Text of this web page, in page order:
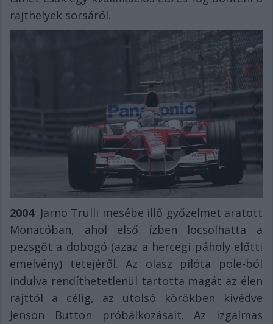
rajthelyek sorsáról.
2004: Jarno Trulli mesébe illő győzelmet aratott
Monacóban, ahol első ízben locsolhatta a
pezsgőt a dobogó (azaz a hercegi páholy előtti
emelvény) tetejéről. Az olasz pilóta pole-ból
indulva rendíthetetlenül tartotta magát az élen
rajttól a célig, az utolsó körökben kivédve
Jenson Button próbálkozásait. Az izgalmas